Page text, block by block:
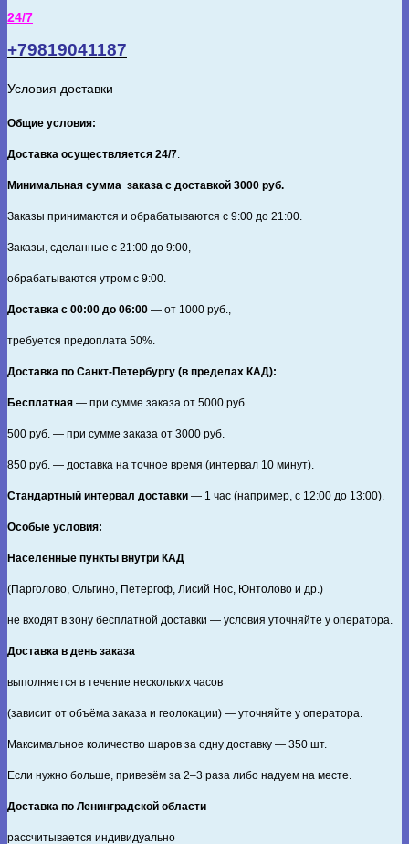
Годом!
снежинки).
24/7
+79819041187
Условия доставки
Общие условия:
Доставка осуществляется 24/7.
Минимальная сумма заказа с доставкой 3000 руб.
Заказы принимаются и обрабатываются с 9:00 до 21:00.
Заказы, сделанные с 21:00 до 9:00,
обрабатываются утром с 9:00.
Доставка с 00:00 до 06:00 — от 1000 руб.,
требуется предоплата 50%.
Доставка по Санкт‑Петербургу (в пределах КАД):
Бесплатная — при сумме заказа от 5000 руб.
500 руб. — при сумме заказа от 3000 руб.
850 руб. — доставка на точное время (интервал 10 минут).
Стандартный интервал доставки — 1 час (например, с 12:00 до 13:00).
Особые условия:
Населённые пункты внутри КАД
(Парголово, Ольгино, Петергоф, Лисий Нос, Юнтолово и др.)
не входят в зону бесплатной доставки — условия уточняйте у оператора.
Доставка в день заказа
выполняется в течение нескольких часов
(зависит от объёма заказа и геолокации) — уточняйте у оператора.
Максимальное количество шаров за одну доставку — 350 шт.
Если нужно больше, привезём за 2–3 раза либо надуем на месте.
Доставка по Ленинградской области
рассчитывается индивидуально